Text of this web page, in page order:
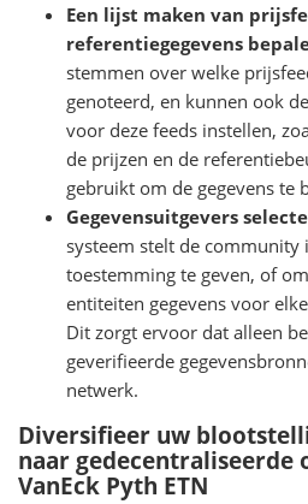
Een lijst maken van
referentiegegevens
stemmen over welke
genoteerd, en kunnen ook
voor deze feeds instellen,
de prijzen en de
gebruikt om de gegevens te
Gegevensuitgevers
systeem stelt de community
toestemming te geven, of
entiteiten gegevens voor
Dit zorgt ervoor dat alleen
geverifieerde
netwerk.
Diversifieer uw
naar gedecentraliseerde
VanEck Pyth ETN